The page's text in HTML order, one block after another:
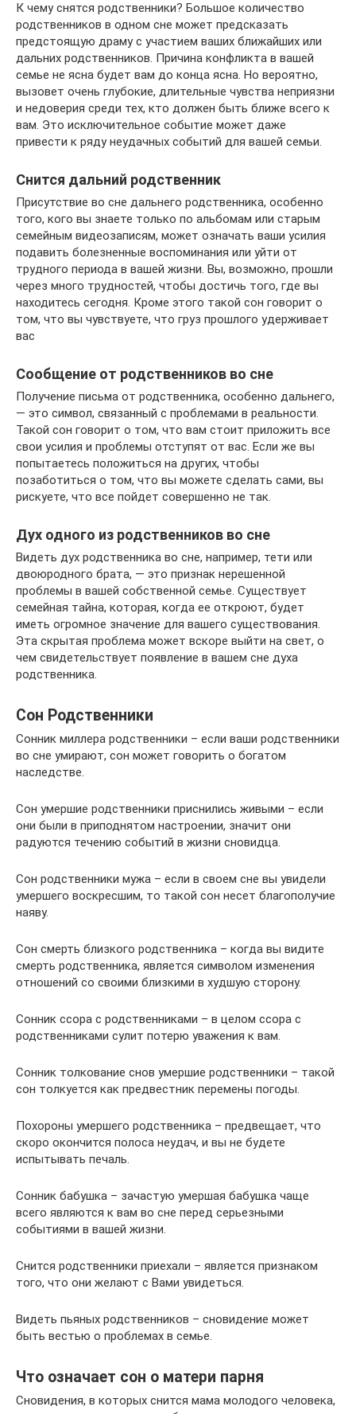
К чему снятся родственники? Большое количество
родственников в одном сне может предсказать
предстоящую драму с участием ваших ближайших или
дальних родственников. Причина конфликта в вашей
семье не ясна будет вам до конца ясна. Но вероятно,
вызовет очень глубокие, длительные чувства неприязни
и недоверия среди тех, кто должен быть ближе всего к
вам. Это исключительное событие может даже
привести к ряду неудачных событий для вашей семьи.
Снится дальний родственник
Присутствие во сне дальнего родственника, особенно
того, кого вы знаете только по альбомам или старым
семейным видеозаписям, может означать ваши усилия
подавить болезненные воспоминания или уйти от
трудного периода в вашей жизни. Вы, возможно, прошли
через много трудностей, чтобы достичь того, где вы
находитесь сегодня. Кроме этого такой сон говорит о
том, что вы чувствуете, что груз прошлого удерживает
вас
Сообщение от родственников во сне
Получение письма от родственника, особенно дальнего,
— это символ, связанный с проблемами в реальности.
Такой сон говорит о том, что вам стоит приложить все
свои усилия и проблемы отступят от вас. Если же вы
попытаетесь положиться на других, чтобы
позаботиться о том, что вы можете сделать сами, вы
рискуете, что все пойдет совершенно не так.
Дух одного из родственников во сне
Видеть дух родственника во сне, например, тети или
двоюродного брата, — это признак нерешенной
проблемы в вашей собственной семье. Существует
семейная тайна, которая, когда ее откроют, будет
иметь огромное значение для вашего существования.
Эта скрытая проблема может вскоре выйти на свет, о
чем свидетельствует появление в вашем сне духа
родственника.
Сон Родственники
Cонник миллера родственники – если ваши родственники
во сне умирают, сон может говорить о богатом
наследстве.
Cон умершие родственники приснились живыми – если
они были в приподнятом настроении, значит они
радуются течению событий в жизни сновидца.
Cон родственники мужа – если в своем сне вы увидели
умершего воскресшим, то такой сон несет благополучие
наяву.
Cон смерть близкого родственника – когда вы видите
смерть родственника, является символом изменения
отношений со своими близкими в худшую сторону.
Cонник ссора с родственниками – в целом ссора с
родственниками сулит потерю уважения к вам.
Cонник толкование снов умершие родственники – такой
сон толкуется как предвестник перемены погоды.
Похороны умершего родственника – предвещает, что
скоро окончится полоса неудач, и вы не будете
испытывать печаль.
Cонник бабушка – зачастую умершая бабушка чаще
всего являются к вам во сне перед серьезными
событиями в вашей жизни.
Cнится родственники приехали – является признаком
того, что они желают с Вами увидеться.
Видеть пьяных родственников – сновидение может
быть вестью о проблемах в семье.
Что означает сон о матери парня
Сновидения, в которых снится мама молодого человека,